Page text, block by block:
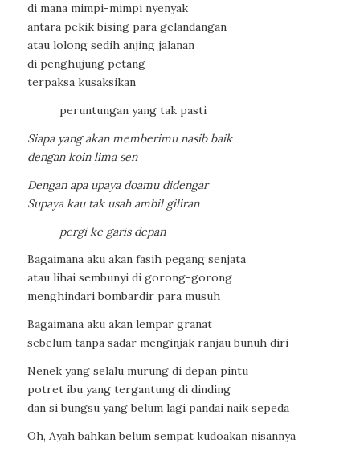
di mana mimpi-mimpi nyenyak
antara pekik bising para gelandangan
atau lolong sedih anjing jalanan
di penghujung petang
terpaksa kusaksikan
peruntungan yang tak pasti
Siapa yang akan memberimu nasib baik
dengan koin lima sen
Dengan apa upaya doamu didengar
Supaya kau tak usah ambil giliran
pergi ke garis depan
Bagaimana aku akan fasih pegang senjata
atau lihai sembunyi di gorong-gorong
menghindari bombardir para musuh
Bagaimana aku akan lempar granat
sebelum tanpa sadar menginjak ranjau bunuh diri
Nenek yang selalu murung di depan pintu
potret ibu yang tergantung di dinding
dan si bungsu yang belum lagi pandai naik sepeda
Oh, Ayah bahkan belum sempat kudoakan nisannya